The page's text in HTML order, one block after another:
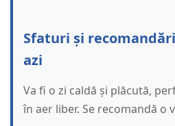
Sfaturi și
azi
Va fi o zi caldă și plăcută,
în aer liber. Se recomandă o